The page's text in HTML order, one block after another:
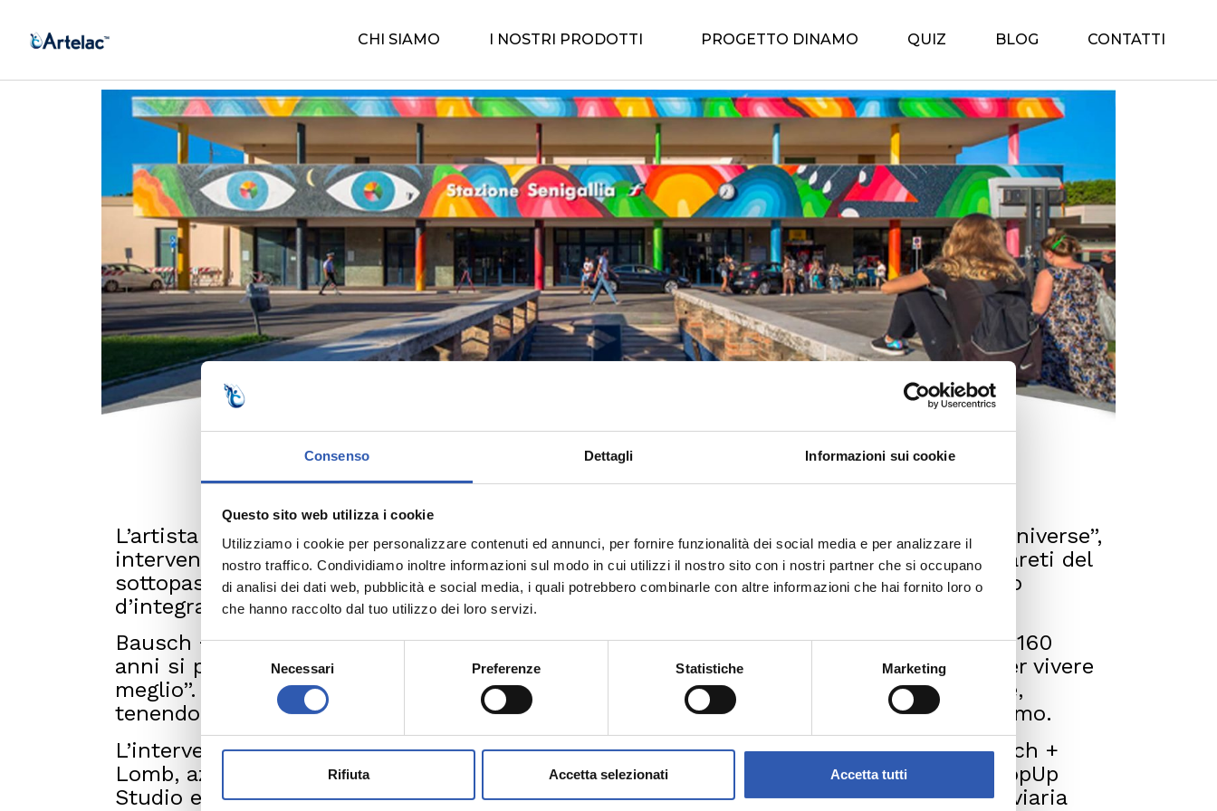
Consenso Dettagli Informazioni sui cookie
Questo sito web utilizza i cookie
Utilizziamo i cookie per personalizzare contenuti ed annunci, per fornire funzionalità dei social media e per analizzare il
nostro traffico. Condividiamo inoltre informazioni sul modo in cui utilizzi il nostro sito con i nostri partner che si occupano
di analisi dei dati web, pubblicità e social media, i quali potrebbero combinarle con altre informazioni che hai fornito loro o
che hanno raccolto dal tuo utilizzo dei loro servizi.
del
Necessari Preferenze Statistiche Marketing
Rifiuta Accetta selezionati Accetta tutti
CHI SIAMO I NOSTRI PRODOTTI PROGETTO DINAMO QUIZ BLOG CONTATTI
In Arte Lacrima
L’artista internazionale GeometricBang ha creato nella stazione di Senigallia l’opera “Universe”,
intervento pittorico pensato ad hoc per la facciata del fabbricato viaggiatori e per le pareti del
sottopassaggio pedonale che collega la ferrovia al centro storico, a evidenziare il senso
d’integrazione tra mobilità e territorio.
Bausch + Lomb, azienda storicamente leader nell’ambito della salute oculare, da oltre 160
anni si prende cura dell’occhio con l’obiettivo di aiutare le persone a “vedere meglio per vivere
meglio”. Nel corso degli anni Bausch + Lomb ha fatto del benessere degli occhi un’arte,
tenendo sempre presente che la cura degli occhi passa anche attraverso ciò che vediamo.
L’intervento, ideato e coordinato dall’agenzia di comunicazione Bookrepublic per Bausch +
Lomb, azienda leader nel settore oftalmico, è realizzato con la direzione artistica di PopUp
Studio e con la partnership istituzionale del Comune di Senigallia e di RFI (Rete Ferroviaria